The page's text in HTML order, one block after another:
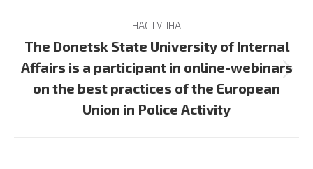
НАСТУПНА
Next
post:
The Donetsk State University of Internal
Affairs is a participant in online-webinars
on the best practices of the European
Union in Police Activity